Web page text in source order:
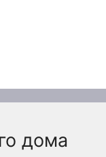
дома